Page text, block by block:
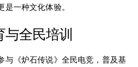
是一种文化体验。
全民培训
与《炉石传说》全民电竞，普及基